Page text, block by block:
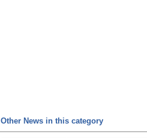
Other News in this category